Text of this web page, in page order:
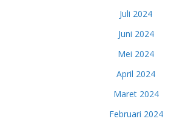
Juli 2024
Juni 2024
Mei 2024
April 2024
Maret 2024
Februari 2024